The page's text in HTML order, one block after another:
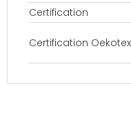
Certification
Certification Oekotex